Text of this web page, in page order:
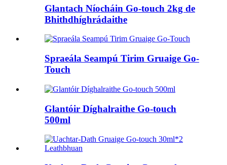
Glantach Níocháin Go-touch 2kg de
Bhithdhíghrádaithe
Spraeála Seampú Tirim Gruaige Go-
Touch
Glantóir Díghalraithe Go-touch
500ml